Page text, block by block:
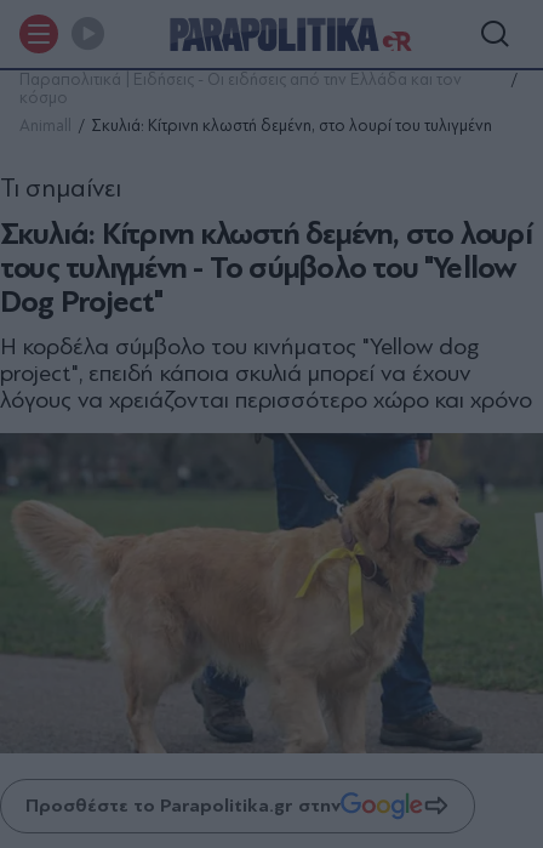
Παραπολιτικά | Ειδήσεις - Οι ειδήσεις από την Ελλάδα και τον
κόσμο
Animall
Σκυλιά: Κίτρινη κλωστή δεμένη, στο λουρί του τυλιγμένη
Σκυλιά: Κίτρινη κλωστή δεμένη, στο λουρί
τους τυλιγμένη - Το σύμβολο του "Yellow
Dog Project"
Τι σημαίνει
Η κορδέλα σύμβολο του κινήματος "Yellow dog
project", επειδή κάποια σκυλιά μπορεί να έχουν
λόγους να χρειάζονται περισσότερο χώρο και χρόνο
Προσθέστε το Parapolitika.gr στην